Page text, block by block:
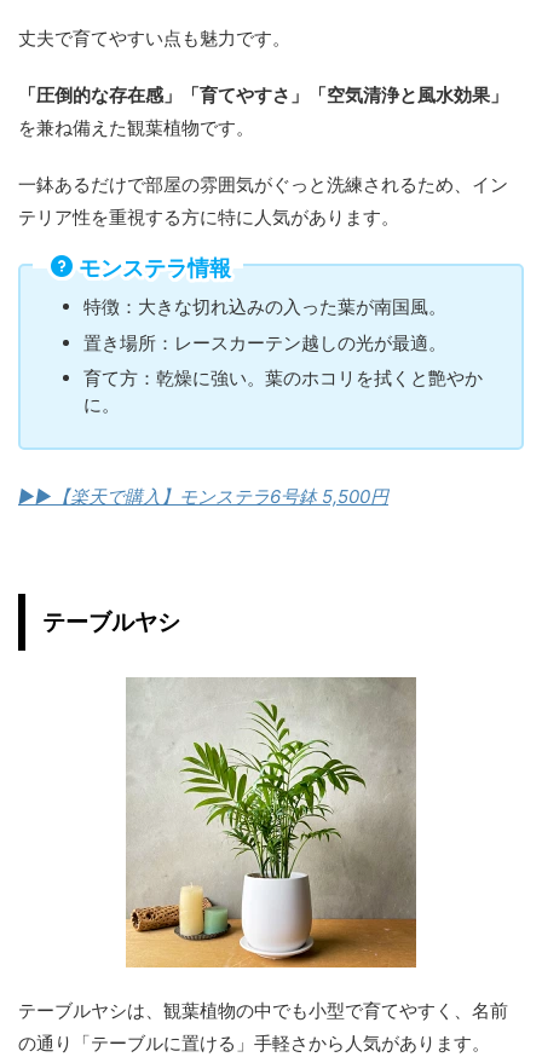
丈夫で育てやすい点も魅力です。
「圧倒的な存在感」「育てやすさ」「空気清浄と風水効果」
を兼ね備えた観葉植物です。
一鉢あるだけで部屋の雰囲気がぐっと洗練されるため、イン
テリア性を重視する方に特に人気があります。
モンステラ情報
特徴：大きな切れ込みの入った葉が南国風。
置き場所：レースカーテン越しの光が最適。
育て方：乾燥に強い。葉のホコリを拭くと艶やか
に。
▶︎▶︎【楽天で購入】モンステラ6号鉢 5,500円
テーブルヤシ
テーブルヤシは、観葉植物の中でも小型で育てやすく、名前
の通り「テーブルに置ける」手軽さから人気があります。